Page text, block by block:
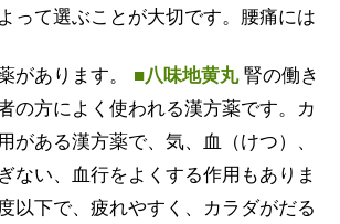
って選ぶことが大切です。腰痛には
があります。 ■八味地黄丸腎の働き
の方によく使われる漢方薬です。カ
がある漢方薬で、気、血（けつ）、
ない、血行をよくする作用もありま
以下で、疲れやすく、カラダがだる